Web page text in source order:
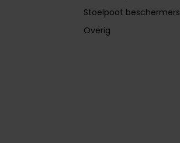
Stoelpoot beschermers
Overig